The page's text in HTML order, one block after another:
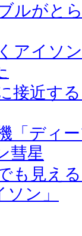
ルがと
アイソ
接近す
「ディ
彗星
も見え
ン」